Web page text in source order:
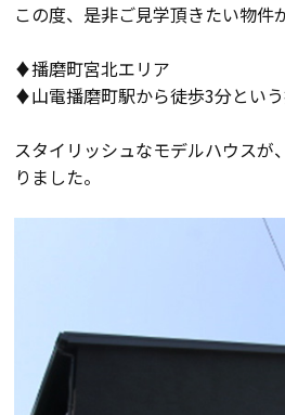
おすすめ分譲地
手間ひまかけた家づくり
KATSUMIの標準仕様 和暮-なごみ-
素材とデザイン
断熱・気密性能と快適性
長期優良住宅
この度、是非ご見学頂きたい物件
♦播磨町宮北エリア
♦山電播磨町駅から徒歩3分という
スタイリッシュなモデルハウスが
りました。